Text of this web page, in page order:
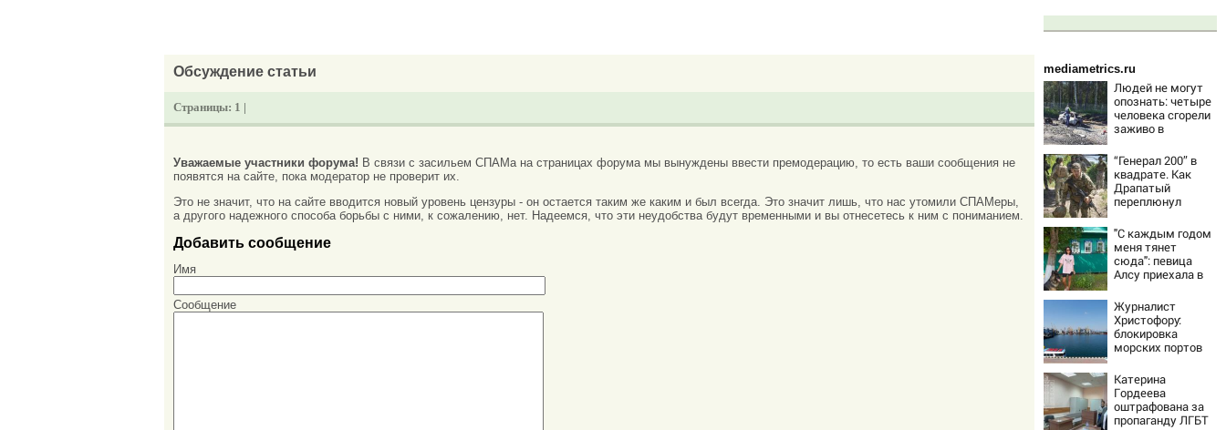
Обсуждение статьи
Страницы: 1 |
Уважаемые участники форума! В связи с засильем СПАМа на страницах форума мы вынуждены ввести премодерацию, то есть ваши сообщения не
появятся на сайте, пока модератор не проверит их.
Это не значит, что на сайте вводится новый уровень цензуры - он остается таким же каким и был всегда. Это значит лишь, что нас утомили СПАМеры,
а другого надежного способа борьбы с ними, к сожалению, нет. Надеемся, что эти неудобства будут временными и вы отнесетесь к ним с пониманием.
Добавить сообщение
Имя
Сообщение
mediametrics.ru
Людей не могут
опознать: четыре
человека сгорели
заживо в
трассе
07/08/2026 –
Новости
“Генерал 200” в
квадрате. Как
Драпатый
переплюнул
"С каждым годом
меня тянет
сюда": певица
Алсу приехала в
деревню, где
прошло ее
детство
07/08/2026 –
Новости
Журналист
Христофору:
блокировка
морских портов
для Украины
Катерина
Гордеева
оштрафована за
пропаганду ЛГБТ